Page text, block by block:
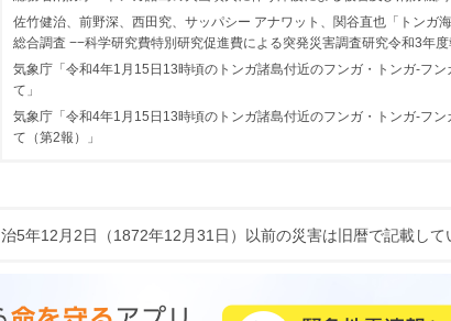
佐竹健治、前野深、西田究、サッパシー アナワット、関谷直也「トンガ
総合調査 −−科学研究費特別研究促進費による突発災害調査研究令和3年度
気象庁「令和4年1月15日13時頃のトンガ諸島付近のフンガ・トンガ-フ
て」
気象庁「令和4年1月15日13時頃のトンガ諸島付近のフンガ・トンガ-フ
て（第2報）」
5年12月2日（1872年12月31日）以前の災害は旧暦で記載して